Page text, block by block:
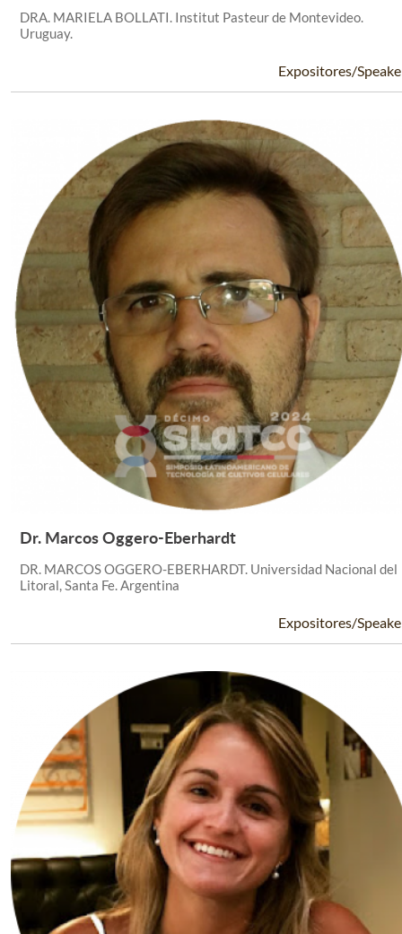
DRA. MARIELA BOLLATI. Institut Pasteur de Montevideo.
Uruguay.
Expositores/
Dr. Marcos Oggero-Eberhardt
DR. MARCOS OGGERO-EBERHARDT. Universidad Nacional del
Litoral, Santa Fe. Argentina
Expositores/